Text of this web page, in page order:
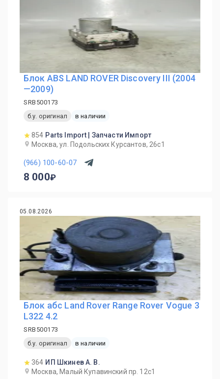
Блок ABS LAND ROVER Discovery III (2004
—2009)
SRB500173
б.у. оригинал
в наличии
854 Parts Import | Запчасти Импорт
Москва, ул. Подольских Курсантов, 26с1
(966) 100-60-07
8 000
05.08.2026
Блок абс Land Rover Range Rover Vogue 3
L322 4.2
SRB500173
б.у. оригинал
в наличии
364 ИП Шкинев А. В.
Москва, Малый Купавинский пр. 12с1